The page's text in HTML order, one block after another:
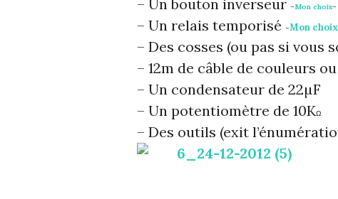
– Un bouton inverseur –Mon choix–
– Un relais temporisé –Mon choix
– Des cosses (ou pas si vous
– 12m de câble de couleurs
– Un condensateur de 22µF
– Un potentiomètre de 10KΩ
– Des outils (exit